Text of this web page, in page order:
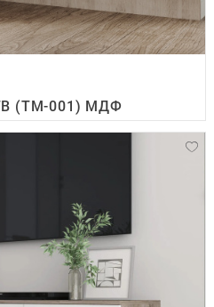
(ТМ-001) МДФ